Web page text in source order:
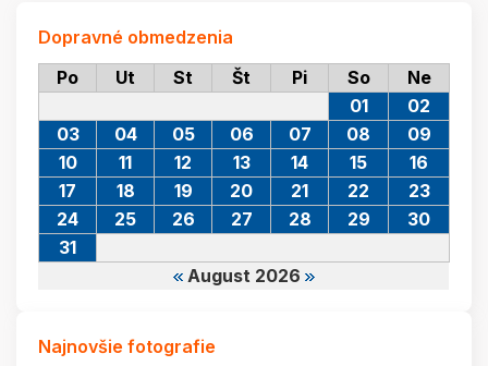
Dopravné obmedzenia
Po
Ut St Št Pi So Ne
August 2026
01
02
03
04 05 06 07 08
09
10
11 12 13 14 15
16
17
18 19 20 21 22
23
24
25 26 27 28 29
30
31
Najnovšie fotografie